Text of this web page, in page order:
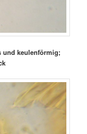
und keulenförmig;